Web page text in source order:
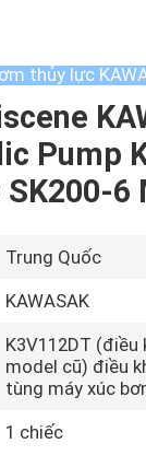
thủy lực
Pump
6
Trung Quốc
KAWASAK
K3V112DT (điều
model cũ) điều
tùng máy xúc
1 chiếc